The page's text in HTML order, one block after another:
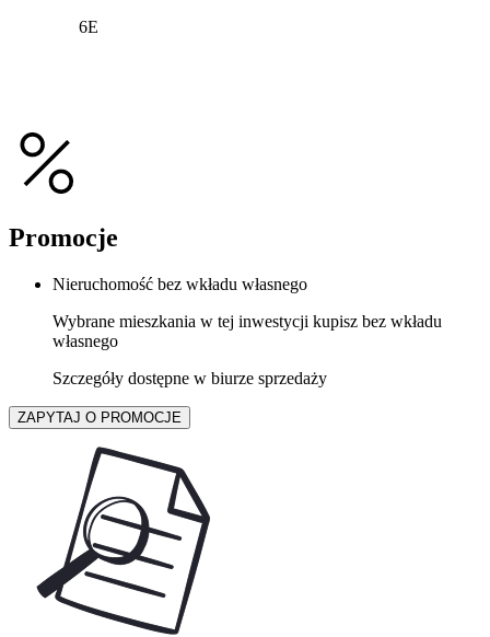
6E
Promocje
Nieruchomość bez wkładu własnego
Wybrane mieszkania w tej inwestycji kupisz bez wkładu
własnego
Szczegóły dostępne w biurze sprzedaży
ZAPYTAJ O PROMOCJE